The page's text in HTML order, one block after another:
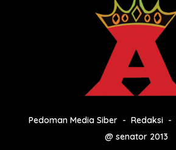
Pedoman Media Siber Redaksi
@ senator 2013